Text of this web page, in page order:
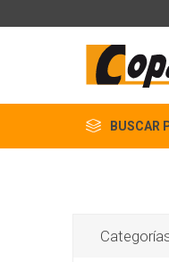
BUSCAR